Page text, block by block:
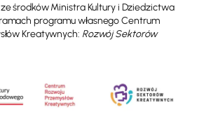
środków Ministra Kultury i Dziedzictwa
programu własnego Centrum
Kreatywnych: Rozwój Sektorów